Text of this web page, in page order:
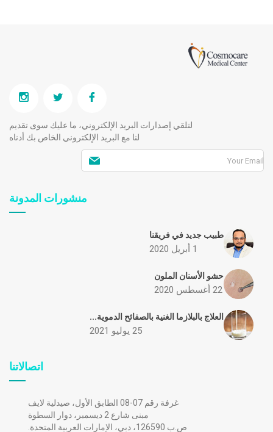
لتلقي إصدارات البريد الإلكتروني، ما عليك سوى تقديم
لنا مع البريد الإلكتروني الخاص بك أدناه
منشورات المدونة
طبيب جديد في فريقنا
1 أبريل 2020
حشو الأسنان الملون
22 أغسطس 2020
العلاج بالبلازما الغنية بالصفائح الدموية...
25 يوليو 2021
اتصالاتنا
غرفة رقم 07-08 الطابق الأول، صيدلية لايف
مبنى شارع 2 ديسمبر، دوار السطوة
ص.ب 126590، دبي، الإمارات العربية المتحدة.